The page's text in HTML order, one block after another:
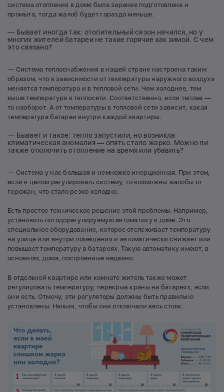
система отопления в доме была заранее подготовлена и
промыта, тогда жалоб будет гораздо меньше.
— Бывает иногда так: отопительный сезон начался, но у
многих жителей батареи не такие горячие как зимой. С чем
это связано?
— Система теплоснабжения в нашей стране настроена таким
образом, что в зависимости от температуры наружного воздуха
меняется температура и в тепловой сети. Чем холоднее, тем
выше температура в теплосети. Соответственно, если теплее —
то наоборот. А от температуры в тепловой сети зависит, какая
температура батареи внутри каждой квартиры.
— Бывает и такое: тепло запустили, но возникла
климатическая аномалия — опять стало жарко. Можно ли
также отключить отопление на время или убавить?
— Система у нас большая и немножко инерционная. При этом,
если в целом регулировать систему, то возможны жалобы от
горожан, что стало резко холодно.
Есть простое техническое решение этой проблемы. Например,
установить погодорегулируемую автоматику в доме. Это
специальное оборудование, которое отслеживает температуру
на улице или внутри помещения и автоматически снижает или
повышает температуру в батареях. Такую автоматику имеют, в
основном, дома, построенные недавно.
В отдельной квартире или комнате житель также может
регулировать температуру, перекрыв краны на батареях, если
они есть. Отмечу, эти регуляторы должны быть правильно
установлены. Нельзя, чтобы они отключали весь стояк.